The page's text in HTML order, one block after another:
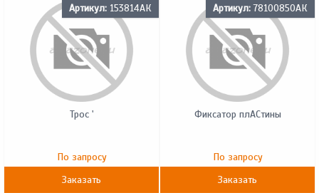
Артикул: 153814АК
Трос '
По запросу
Заказать
Артикул:78100850АК
Фиксатор плACтины
По запросу
Заказать